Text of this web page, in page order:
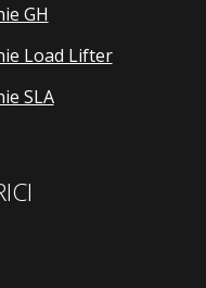
GH
Load Lifter
SLA